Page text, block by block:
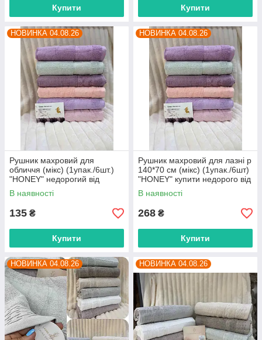
Купити Купити
НОВИНКА 04.08.26
Рушник махровий для
обличчя (мікс) (1упак./6шт.)
"HONEY" недорогий від
прямого постачальника
В наявності
135 ₴
Купити
НОВИНКА 04.08.26
Рушник махровий для лазні р
140*70 см (мікс) (1упак./6шт)
"HONEY" купити недорого від
прямого постачальника
В наявності
268 ₴
Купити
НОВИНКА 04.08.26 НОВИНКА 04.08.26